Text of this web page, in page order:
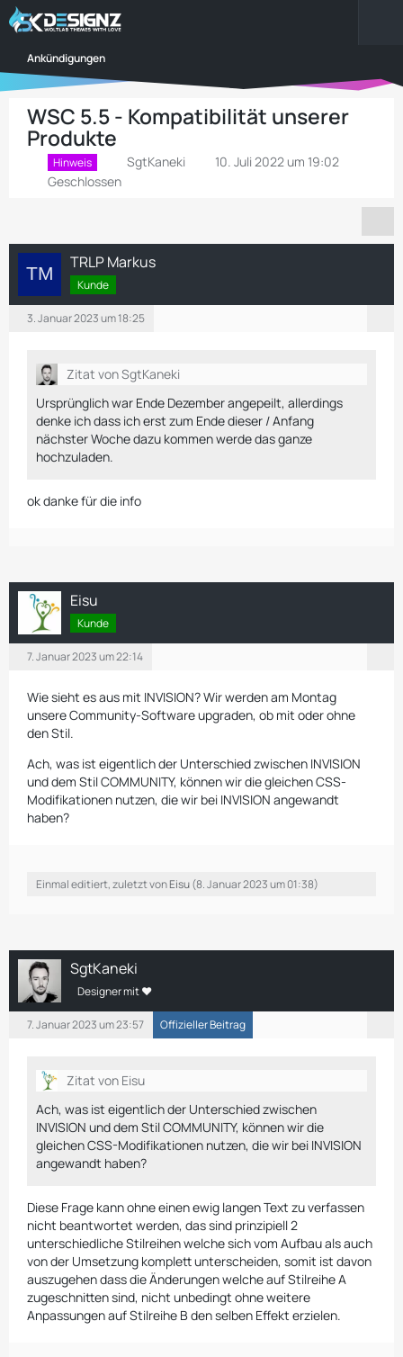
Ankündigungen
WSC 5.5 - Kompatibilität unserer
Produkte
Hinweis SgtKaneki
10. Juli 2022 um 19:02
Geschlossen
TRLP Markus
Kunde
3. Januar 2023 um 18:25
Zitat von SgtKaneki
Ursprünglich war Ende Dezember angepeilt, allerdings
denke ich dass ich erst zum Ende dieser / Anfang
nächster Woche dazu kommen werde das ganze
hochzuladen.
ok danke für die info
Eisu
Kunde
7. Januar 2023 um 22:14
Wie sieht es aus mit INVISION? Wir werden am Montag
unsere Community-Software upgraden, ob mit oder ohne
den Stil.
Ach, was ist eigentlich der Unterschied zwischen INVISION
und dem Stil COMMUNITY, können wir die gleichen CSS-
Modifikationen nutzen, die wir bei INVISION angewandt
haben?
Einmal editiert, zuletzt vonEisu(8. Januar 2023 um 01:38)
SgtKaneki
Designer mit ❤
7. Januar 2023 um 23:57 Offizieller Beitrag
Zitat von Eisu
Ach, was ist eigentlich der Unterschied zwischen
INVISION und dem Stil COMMUNITY, können wir die
gleichen CSS-Modifikationen nutzen, die wir bei INVISION
angewandt haben?
Diese Frage kann ohne einen ewig langen Text zu verfassen
nicht beantwortet werden, das sind prinzipiell 2
unterschiedliche Stilreihen welche sich vom Aufbau als auch
von der Umsetzung komplett unterscheiden, somit ist davon
auszugehen dass die Änderungen welche auf Stilreihe A
zugeschnitten sind, nicht unbedingt ohne weitere
Anpassungen auf Stilreihe B den selben Effekt erzielen.